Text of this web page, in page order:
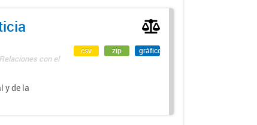
con el
y de la
csv zip gráfico